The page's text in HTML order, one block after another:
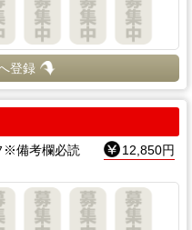
登録
※備考欄必読
12,850円